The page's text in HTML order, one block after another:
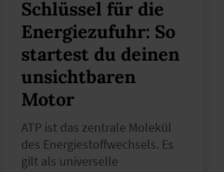
Schlüssel für die
Energiezufuhr: So
startest du deinen
unsichtbaren
Motor
ATP ist das zentrale Molekül
des Energiestoffwechsels. Es
gilt als universelle